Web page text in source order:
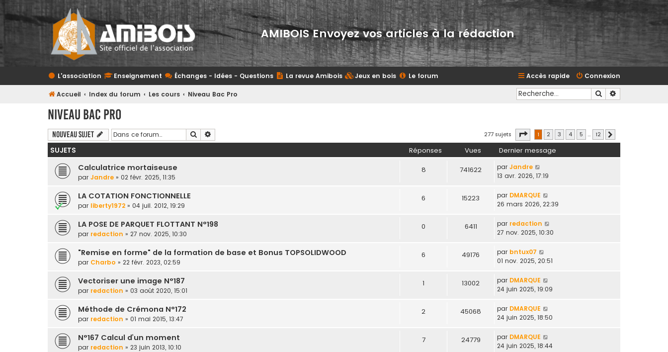
AMIBOIS Envoyez vos articles à la rédaction
L'association Enseignement Échanges - Idées - Questions La revue Amibois Jeux en bois Le forum Connexion
Accès rapide
Accueil Index du forum Les cours Niveau Bac Pro Rechercher
Niveau Bac Pro
Nouveau sujet Rechercher 277 sujets Page sur 12
1 2 3 4 5 … 12
SUJETS Réponses Vues Dernier message
Calculatrice mortaiseuse
par Jandre » 02 févr. 2025, 11:35
8 741622 par Jandre
13 avr. 2026, 17:19
LA COTATION FONCTIONNELLE
par liberty1972 » 04 juil. 2012, 19:29
6 15223 par DMARQUE
26 mars 2026, 22:39
LA POSE DE PARQUET FLOTTANT N°198
par redaction » 27 nov. 2025, 10:30
0 6411 par redaction
27 nov. 2025, 10:30
"Remise en forme" de la formation de base et Bonus TOPSOLIDWOOD
par Charbo » 22 févr. 2023, 02:59
6 49176 par bntux07
01 nov. 2025, 20:51
Vectoriser une image N°187
par redaction » 03 août 2020, 15:01
1 13002 par DMARQUE
24 juin 2025, 19:09
Méthode de Crémona N°172
par redaction » 01 mai 2015, 13:47
2 45068 par DMARQUE
24 juin 2025, 18:50
N°167 Calcul d’un moment
par redaction » 23 juin 2013, 10:10
7 24779 par DMARQUE
24 juin 2025, 18:44